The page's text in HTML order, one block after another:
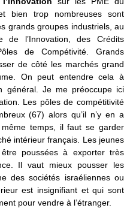
bien trop nombreuses sont
grands groupes industriels, au
de l’Innovation, des Crédits
de Compétivité. Grands
de côté les marchés grand
On peut entendre cela à
général. Je me préoccupe ici
Les pôles de compétitivité
(67) alors qu’il n’y en a
temps, il faut se garder
intérieur français. Les jeunes
poussées à exporter très
Il vaut mieux pousser les
des sociétés israéliennes ou
est insignifiant et qui sont
pour vendre à l’étranger.